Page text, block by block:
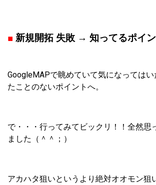
■ 新規開拓 失敗 → 知ってるポイ
GoogleMAPで眺めていて気になっては
たことのないポイントへ。
で・・・行ってみてビックリ！！全然思
ました（＾＾；）
アカハタ狙いというより絶対オオモン狙